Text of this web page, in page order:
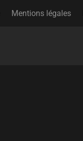
Mentions légales